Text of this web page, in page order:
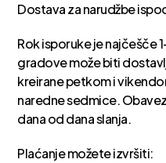
Dostava za narudžbe
Rok isporuke je najčešče
gradove može biti
kreirane petkom i
naredne sedmice.
dana od dana slanja.
Plaćanje možete izvršiti: